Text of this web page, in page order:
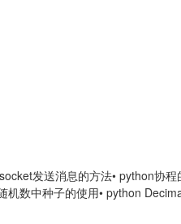
发送消息的方法• python协程
机数中种子的使用• python